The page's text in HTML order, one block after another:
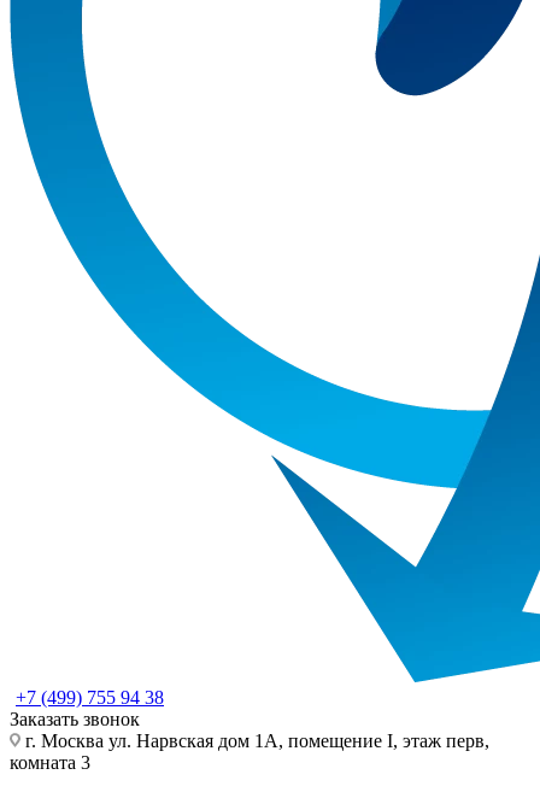
+7 (499) 755 94 38
Заказать звонок
г. Москва ул. Нарвская дом 1А, помещение I, этаж перв,
комната 3